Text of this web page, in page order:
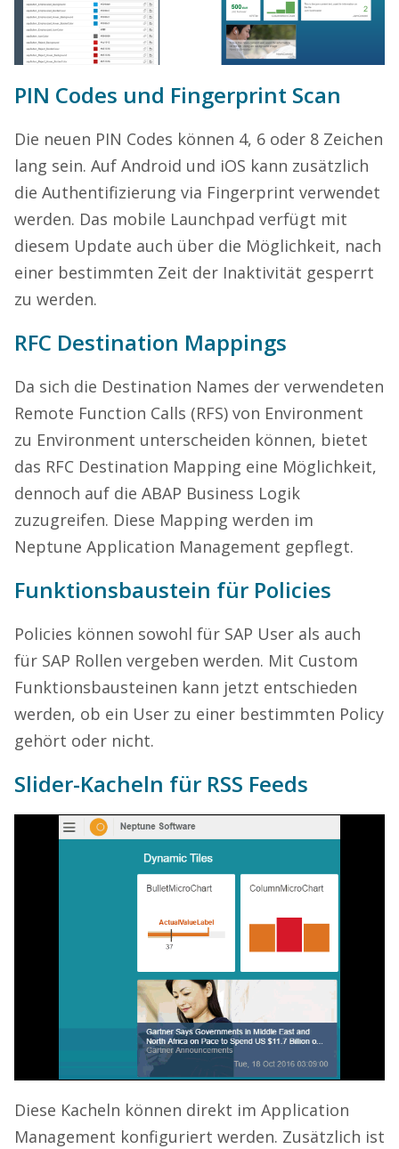
PIN Codes und Fingerprint Scan
Die neuen PIN Codes können 4, 6 oder 8 Zeichen
lang sein. Auf Android und iOS kann zusätzlich
die Authentifizierung via Fingerprint verwendet
werden. Das mobile Launchpad verfügt mit
diesem Update auch über die Möglichkeit, nach
einer bestimmten Zeit der Inaktivität gesperrt
zu werden.
RFC Destination Mappings
Da sich die Destination Names der verwendeten
Remote Function Calls (RFS) von Environment
zu Environment unterscheiden können, bietet
das RFC Destination Mapping eine Möglichkeit,
dennoch auf die ABAP Business Logik
zuzugreifen. Diese Mapping werden im
Neptune Application Management gepflegt.
Funktionsbaustein für Policies
Policies können sowohl für SAP User als auch
für SAP Rollen vergeben werden. Mit Custom
Funktionsbausteinen kann jetzt entschieden
werden, ob ein User zu einer bestimmten Policy
gehört oder nicht.
Slider-Kacheln für RSS Feeds
Diese Kacheln können direkt im Application
Management konfiguriert werden. Zusätzlich ist